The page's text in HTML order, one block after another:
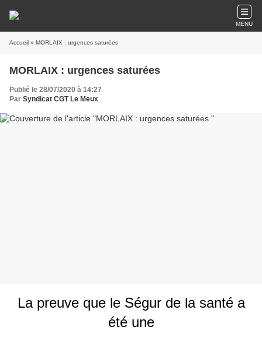
MENU
Accueil » MORLAIX : urgences saturées
MORLAIX : urgences saturées
Publié le 28/07/2020 à 14:27
Par Syndicat CGT Le Meux
La preuve que le Ségur de la santé a
été une